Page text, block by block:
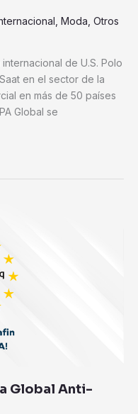
Moda Otros
de U.S. Polo
en el sector de la
en más de 50 países
Global se
Global Anti-